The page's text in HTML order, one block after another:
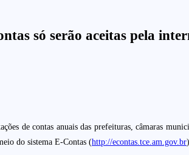
só serão aceitas pela
de contas anuais das prefeituras, câmaras
do sistema E-Contas (http://econtas.tce.am.gov.br